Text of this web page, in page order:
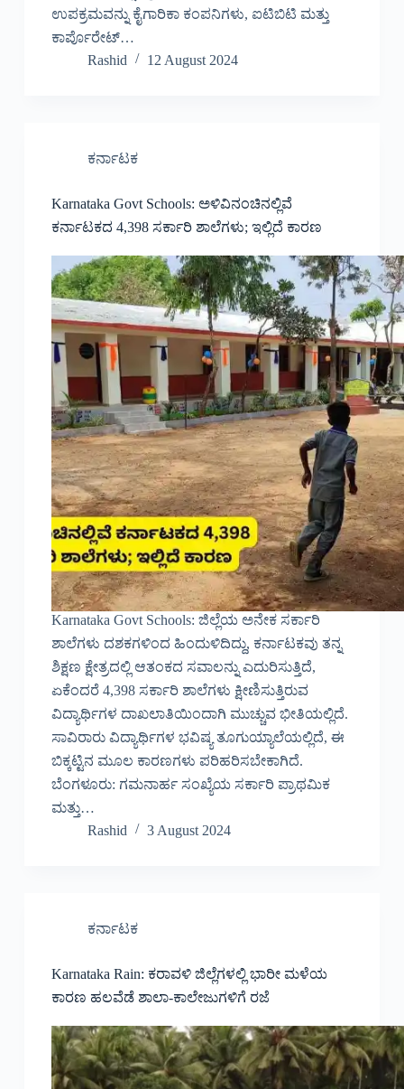
ಉಪಕ್ರಮವನ್ನು ಕೈಗಾರಿಕಾ ಕಂಪನಿಗಳು, ಐಟಿಬಿಟಿ ಮತ್ತು
ಕಾರ್ಪೊರೇಟ್…
Rashid
12 August 2024
ಕರ್ನಾಟಕ
Karnataka Govt Schools: ಅಳಿವಿನಂಚಿನಲ್ಲಿವೆ
ಕರ್ನಾಟಕದ 4,398 ಸರ್ಕಾರಿ ಶಾಲೆಗಳು; ಇಲ್ಲಿದೆ ಕಾರಣ
Karnataka Govt Schools: ಜಿಲ್ಲೆಯ ಅನೇಕ ಸರ್ಕಾರಿ
ಶಾಲೆಗಳು ದಶಕಗಳಿಂದ ಹಿಂದುಳಿದಿದ್ದು, ಕರ್ನಾಟಕವು ತನ್ನ
ಶಿಕ್ಷಣ ಕ್ಷೇತ್ರದಲ್ಲಿ ಆತಂಕದ ಸವಾಲನ್ನು ಎದುರಿಸುತ್ತಿದೆ,
ಏಕೆಂದರೆ 4,398 ಸರ್ಕಾರಿ ಶಾಲೆಗಳು ಕ್ಷೀಣಿಸುತ್ತಿರುವ
ವಿದ್ಯಾರ್ಥಿಗಳ ದಾಖಲಾತಿಯಿಂದಾಗಿ ಮುಚ್ಚುವ ಭೀತಿಯಲ್ಲಿದೆ.
ಸಾವಿರಾರು ವಿದ್ಯಾರ್ಥಿಗಳ ಭವಿಷ್ಯ ತೂಗುಯ್ಯಾಲೆಯಲ್ಲಿದೆ, ಈ
ಬಿಕ್ಕಟ್ಟಿನ ಮೂಲ ಕಾರಣಗಳು ಪರಿಹರಿಸಬೇಕಾಗಿದೆ.
ಬೆಂಗಳೂರು: ಗಮನಾರ್ಹ ಸಂಖ್ಯೆಯ ಸರ್ಕಾರಿ ಪ್ರಾಥಮಿಕ
ಮತ್ತು…
Rashid
3 August 2024
ಕರ್ನಾಟಕ
Karnataka Rain: ಕರಾವಳಿ ಜಿಲ್ಲೆಗಳಲ್ಲಿ ಭಾರೀ ಮಳೆಯ
ಕಾರಣ ಹಲವೆಡೆ ಶಾಲಾ-ಕಾಲೇಜುಗಳಿಗೆ ರಜೆ